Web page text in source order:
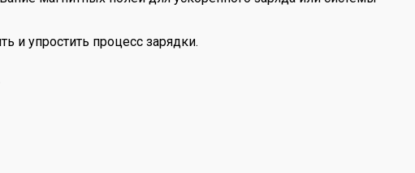
и упростить процесс зарядки.